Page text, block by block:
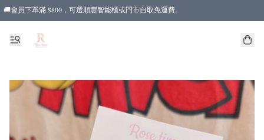
🚚會員下單滿 $800，可選順豐智能櫃或門市自取免運費。